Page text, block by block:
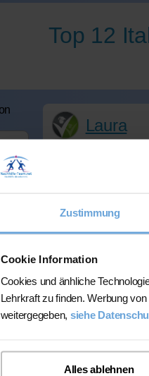
Zustimmung
Cookie Information
Cookies und änhliche
Lehrkraft zu finden. Werbung
weitergegeben, siehe
Alles ablehnen
Top 12
Laura
Fächer:
Mathematik (bis 12. Kl.)
Italienisch (bis 2.
Englisch (bis 7. Kl.)